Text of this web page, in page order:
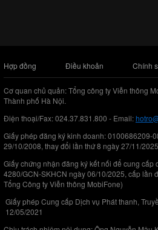
Hợp đồng Điều khoản Chính
Cơ quan chủ quản: Tổng công ty Viễn thông
Thành phố Hà Nội.
Điện thoại/Fax: 024.37.831.800 - Email:
Giấy phép đăng ký kinh doanh: 0100686209-
29/10/2008, thay đổi lần thứ 8 ngày 27/11/
Giấy chứng nhận đăng ký kết nối để cung
4280/GCN-SKHCN ngày 06/10/2025, cấp lần
Tổng Công ty Viễn thông MobiFone)
Giấy phép Cung cấp Dịch vụ Phát thanh,
12/05/2021